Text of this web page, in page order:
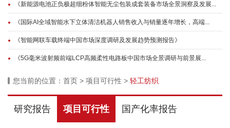
《新能源电池正负极超细粉体智能无尘包装成套装备市场全景洞察及发展...
《国际AI全域智能水下立体清洁机器人销售收入与销量逐年增长，高端...
《智能网联车载终端中国市场深度调研及发展趋势预测报告》
《5G毫米波射频前端LCP高频柔性电路板中国市场全景调研与前景展...
您当前的位置： 首页 > 项目可行性 > 轻工纺织
研究报告 项目可行性 国产化率报告